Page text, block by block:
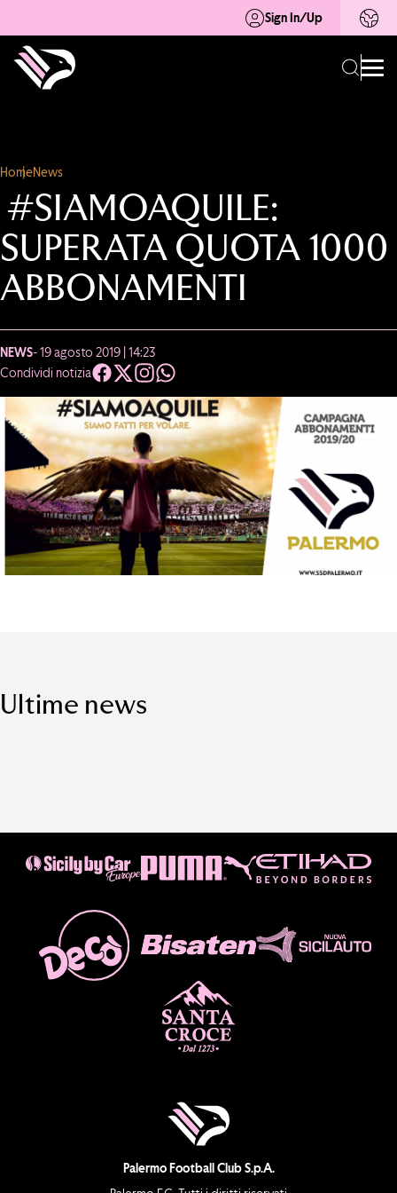
Sign In/Up
HomeNews
#SIAMOAQUILE:
SUPERATA QUOTA 1000
ABBONAMENTI
NEWS- 19 agosto 2019 | 14:23
Condividi notizia
Ultime news
Palermo Football Club S.p.A.